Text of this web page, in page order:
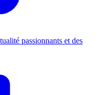
passionnants et des